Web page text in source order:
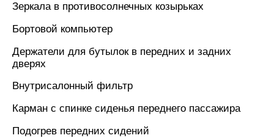
Зеркала в противосолнечных козырьках
Бортовой компьютер
Держатели для бутылок в передних и задних
дверях
Внутрисалонный фильтр
Карман с спинке сиденья переднего пассажира
Подогрев передних сидений